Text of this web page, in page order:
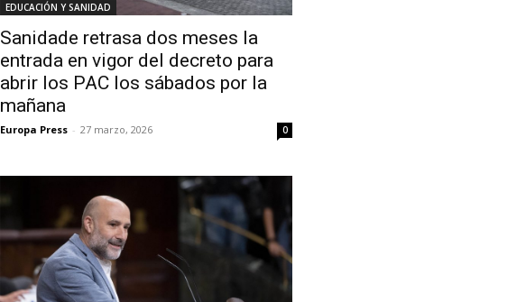
EDUCACIÓN Y SANIDAD
Sanidade retrasa dos meses la
entrada en vigor del decreto para
abrir los PAC los sábados por la
mañana
Europa Press - 27 marzo, 2026 0